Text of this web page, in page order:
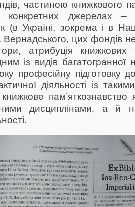
частиною книжкового
конкретних джерелах –
(в Україні, зокрема і в
Вернадського, цих фондів
атрибуція книжкових
із видів багатогранної
професійну підготовку
діяльності із
книжкове
дисциплінами, а й